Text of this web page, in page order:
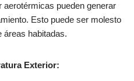
pueden generar
Esto puede ser molesto
áreas habitadas.
Exterior: